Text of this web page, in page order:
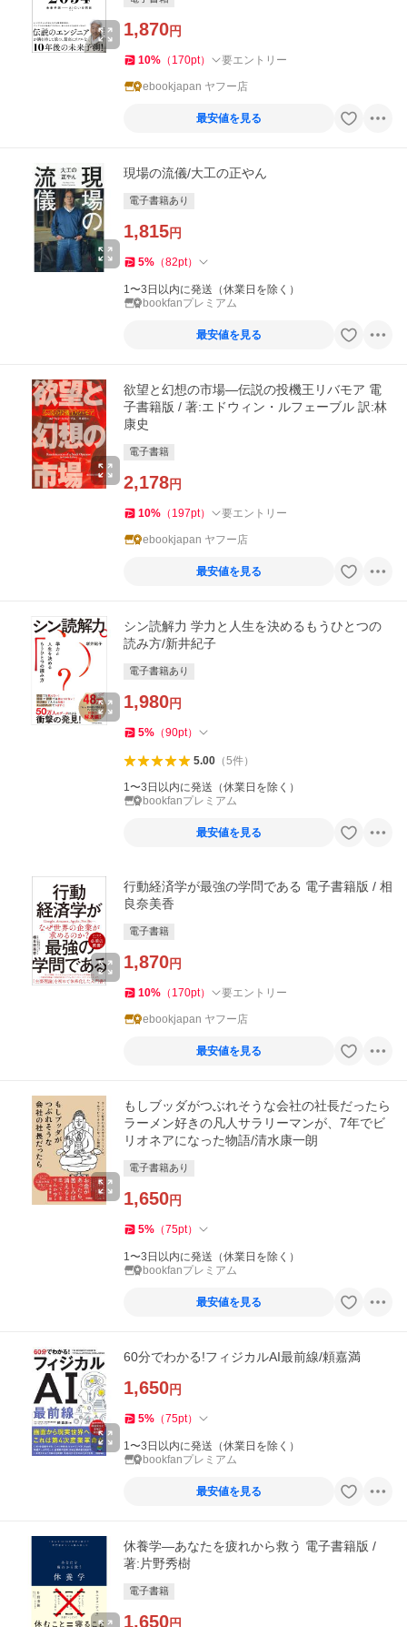
1,870円
10% （ 170pt） 要エントリー
ebookjapan ヤフー店
最安値を見る
現場の流儀/大工の正やん
電子書籍あり
1,815円
5% （82pt）
1〜3日以内に発送（休業日を除く）
bookfanプレミアム
最安値を見る
欲望と幻想の市場―伝説の投機王リバモア 電
子書籍版 / 著:エドウィン・ルフェーブル 訳:林
康史
電子書籍
2,178円
10% （ 197pt） 要エントリー
ebookjapan ヤフー店
最安値を見る
シン読解力 学力と人生を決めるもうひとつの
読み方/新井紀子
電子書籍あり
1,980円
5% （90pt）
5.00（5件）
1〜3日以内に発送（休業日を除く）
bookfanプレミアム
最安値を見る
行動経済学が最強の学問である 電子書籍版 / 相
良奈美香
電子書籍
1,870円
10% （ 170pt） 要エントリー
ebookjapan ヤフー店
最安値を見る
もしブッダがつぶれそうな会社の社長だったら
ラーメン好きの凡人サラリーマンが、7年でビ
リオネアになった物語/清水康一朗
電子書籍あり
1,650円
5% （75pt）
1〜3日以内に発送（休業日を除く）
bookfanプレミアム
最安値を見る
60分でわかる!フィジカルAI最前線/頼嘉満
1,650円
5% （75pt）
1〜3日以内に発送（休業日を除く）
bookfanプレミアム
最安値を見る
休養学―あなたを疲れから救う 電子書籍版 /
著:片野秀樹
電子書籍
1,650円